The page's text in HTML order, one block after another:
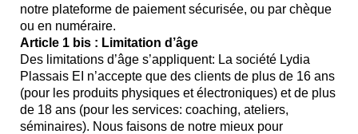
notre plateforme de paiement sécurisée, ou par chèque
ou en numéraire.
Article 1 bis : Limitation d’âge
Des limitations d’âge s’appliquent: La société Lydia
Plassais EI n’accepte que des clients de plus de 16 ans
(pour les produits physiques et électroniques) et de plus
de 18 ans (pour les services: coaching, ateliers,
séminaires). Nous faisons de notre mieux pour